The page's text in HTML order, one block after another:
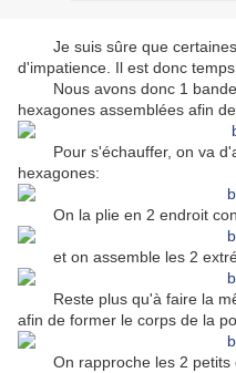
Je suis sûre que certaines
d'impatience. Il est donc
Nous avons donc 1 bande
hexagones assemblées afin
Pour s'échauffer, on va
hexagones:
On la plie en 2 endroit
et on assemble les 2
Reste plus qu'à faire la
afin de former le corps de la
On rapproche les 2 petits